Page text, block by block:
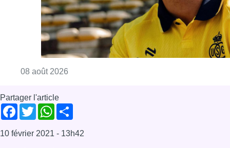
08 août 2026
Partager l'article
Facebook
TwitterWhatsApp
10 février 2021 - 13h42